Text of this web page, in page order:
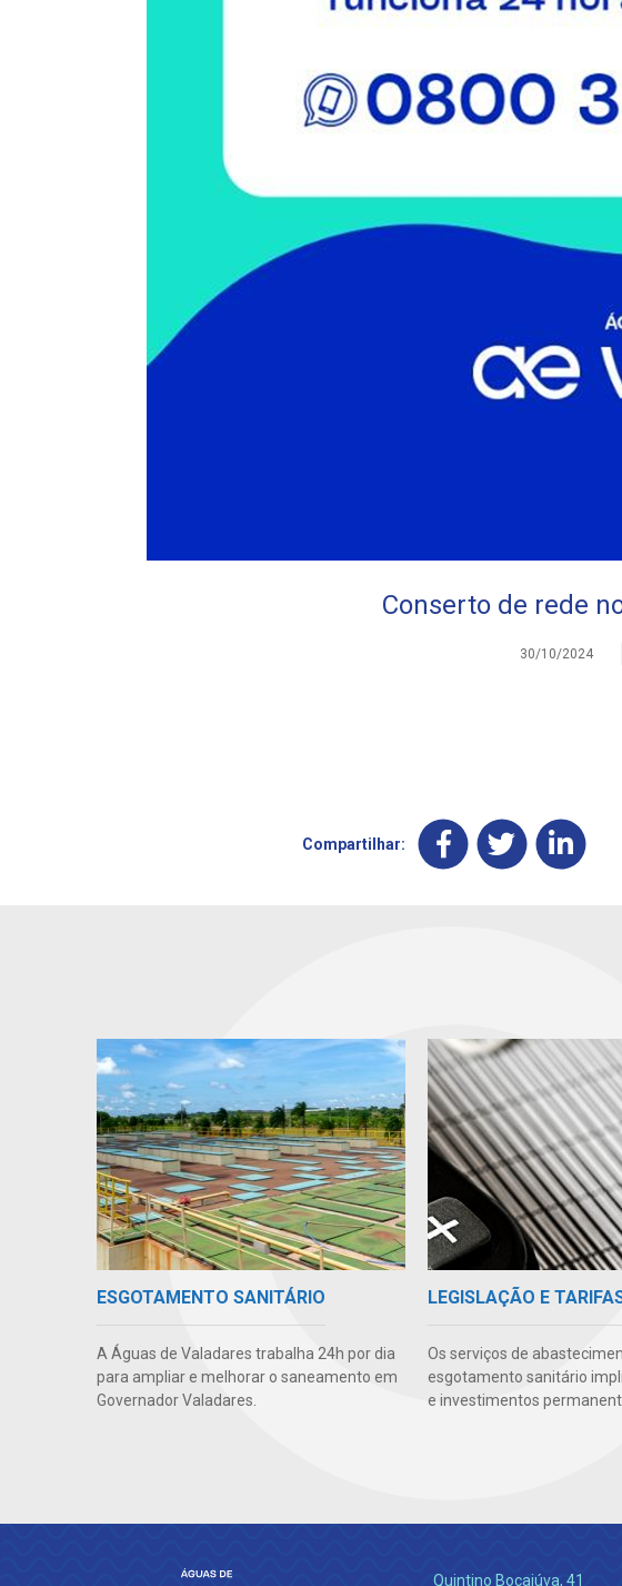
Conserto de rede
30/10/2024
Compartilhar:
ESGOTAMENTO SANITÁRIO
A Águas de Valadares trabalha 24h por dia
para ampliar e melhorar o saneamento em
Governador Valadares.
LEGISLAÇÃO E
Os serviços de
esgotamento sanitário
e investimentos
Quintino Bocaiúva, 41